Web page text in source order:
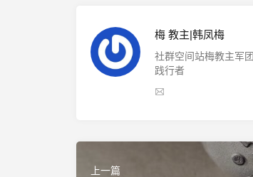
梅 教主|韩凤梅
社群空间站梅教主军
践行者
上一篇